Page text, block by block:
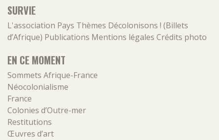
SURVIE
L'association Pays Thèmes Décolonisons ! (Billets
d’Afrique) Publications Mentions légales Crédits photo
EN CE MOMENT
Sommets Afrique-France
Néocolonialisme
France
Colonies d’Outre-mer
Restitutions
Œuvres d’art